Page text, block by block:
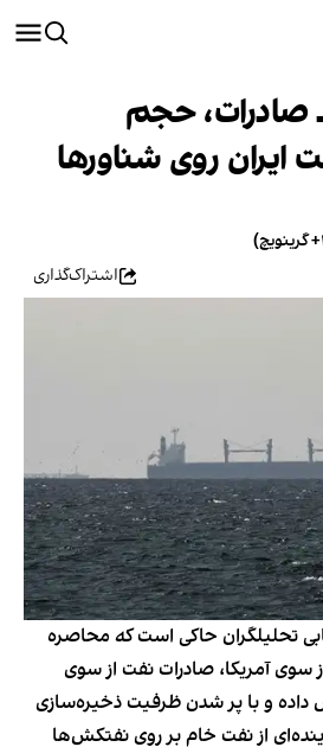
صادرات، حجم
ایران روی شناورها
اشتراک‌گذاری
تحلیلگران حاکی است که محاصره
سوی آمریکا، صادرات نفت از سوی
داده و با پر شدن ظرفیت ذخیره‌سازی
از نفت خام بر روی نفتکش‌ها